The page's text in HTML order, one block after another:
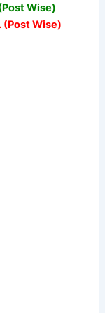
Wise)
(Post Wise)